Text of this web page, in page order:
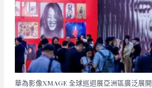
華為影像XMAGE 全球巡迴展亞洲區廣泛展開